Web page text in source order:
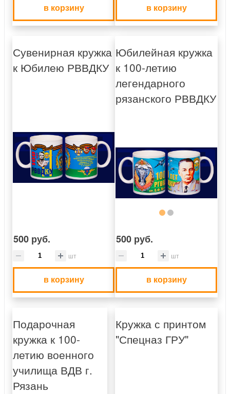
в корзину в корзину
Сувенирная кружка
к Юбилею РВВДКУ
500 руб.
шт
в корзину
Юбилейная кружка
к 100-летию
легендарного
рязанского РВВДКУ
500 руб.
шт
в корзину
Подарочная
кружка к 100-
летию военного
училища ВДВ г.
Рязань
Кружка с принтом
"Спецназ ГРУ"